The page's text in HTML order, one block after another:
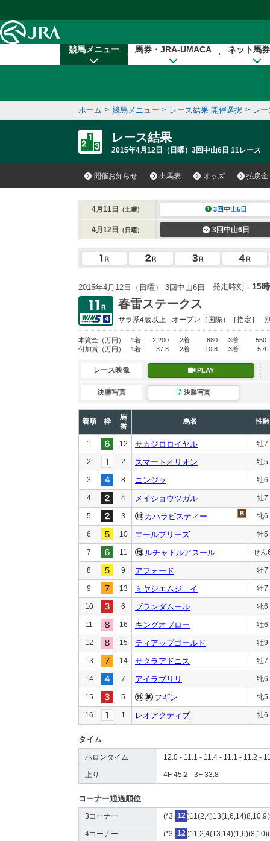
競馬メニュー 馬券・JRA-UMACA ネット馬
ホーム > 競馬メニュー > レース結果 開催選択 > レ
レース結果
2015年4月12日（日曜）3回中山6日 11レース
開催お知らせ 出馬表 オッズ 払戻金
4月11日 （土曜） 3回中山5日
4月12日 （日曜） 3回中山6日
2015年4月12日（日曜） 3回中山6日 発走時刻： 15
春雷ステークス
サラ系4歳以上 オープン （国際）［指定］
本賞金 （万円） 1着 2,200 2着 880 3着
550
付加賞 （万円） 1着 37.8 2着 10.8 3着 5.4
レース映像 PLAY
決勝写真 決勝写真
着順 枠
馬
番
馬名 性齢
1 12 サカジロロイヤル 牡7
2 2 スマートオリオン 牡5
3 8 ニンジャ 牡6
4 4 メイショウツガル 牡7
5 3 カハラビスティー 牝6
6 10 エールブリーズ 牡5
7 11 ルチャドルアスール せん
8 9 アフォード 牡7
9 13 ミヤジエムジェイ 牡7
10 6 ブランダムール 牝6
11 16 キングオブロー 牡6
12 15 ティアップゴールド 牡9
13 14 サクラアドニス 牡7
14 7 アイラブリリ 牝6
15 5 フギン 牝5
16 1 レオアクティブ 牡6
タイム
ハロンタイム 12.0 - 11.1 - 11.4 - 11.1 - 11.2 -
上り 4F 45.2 - 3F 33.8
コーナー通過順位
3コーナー (*3, 12
4コーナー (*3, 12